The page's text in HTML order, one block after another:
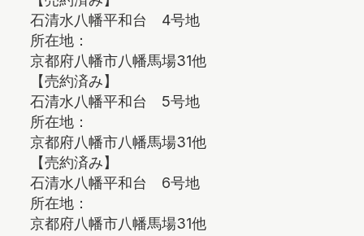
石清水八幡平和台 4号地
所在地：
京都府八幡市八幡馬場31他
【売約済み】
石清水八幡平和台 5号地
所在地：
京都府八幡市八幡馬場31他
【売約済み】
石清水八幡平和台 6号地
所在地：
京都府八幡市八幡馬場31他